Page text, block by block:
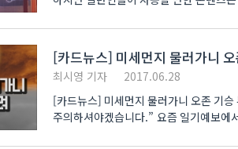
[카드뉴스] 미세먼지 물러가니
최시영 기자
2017.06.28
[카드뉴스] 미세먼지 물러가니 오존 기
주의하셔야겠습니다.” 요즘 일기예보에